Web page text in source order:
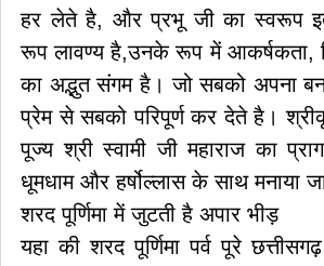
हर लेते है, और प्रभू जी का स्वरूप
रूप लावण्य है,उनके रूप में आकर्षकता,
का अद्भुत संगम है। जो सबको अपना
प्रेम से सबको परिपूर्ण कर देते है।
पूज्य श्री स्वामी जी महाराज का
धूमधाम और हर्षोल्लास के साथ मनाया
शरद पूर्णिमा में जुटती है अपार भीड़
यहा की शरद पूर्णिमा पर्व पूरे